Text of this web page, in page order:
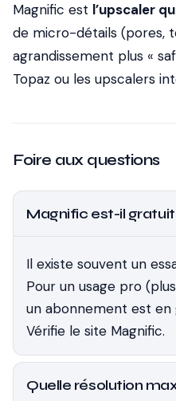
Magnific est l’upscaler
de micro-détails (pores,
agrandissement plus «
Topaz ou les upscalers
Foire aux questions
Magnific est-il gratuit
Il existe souvent un
Pour un usage pro
un abonnement est en
Vérifie le site Magnific.
Quelle résolution